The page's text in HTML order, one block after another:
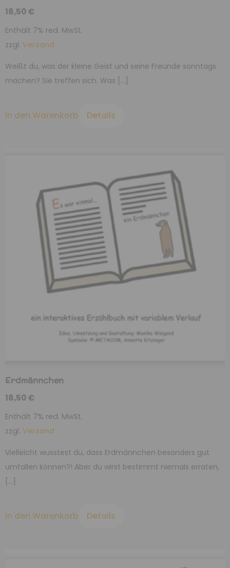
18,50€
Enthält 7% red. MwSt.
zzgl. Versand
Weißt du, was der kleine Geist und seine Freunde sonntags
machen? Sie treffen sich. Was […]
In den Warenkorb Details
Erdmännchen
18,50€
Enthält 7% red. MwSt.
zzgl. Versand
Vielleicht wusstest du, dass Erdmännchen besonders gut
umfallen können?! Aber du wirst bestimmt niemals erraten,
[…]
In den Warenkorb Details